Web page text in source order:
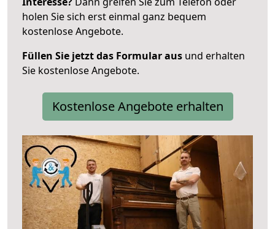
holen Sie sich erst einmal ganz bequem
kostenlose Angebote.
Füllen Sie jetzt das Formular aus und erhalten
Sie kostenlose Angebote.
Kostenlose Angebote erhalten